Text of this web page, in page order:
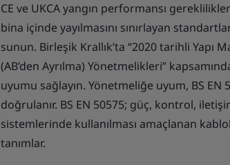
CE ve UKCA yangın performansı
bina içinde yayılmasını sınırlayan
sunun. Birleşik Krallık’ta “2020 tarihli
(AB’den Ayrılma) Yönetmelikleri”
uyumu sağlayın. Yönetmeliğe uyum, BS
doğrulanır. BS EN 50575; güç, kontrol,
sistemlerinde kullanılması amaçlanan
tanımlar.